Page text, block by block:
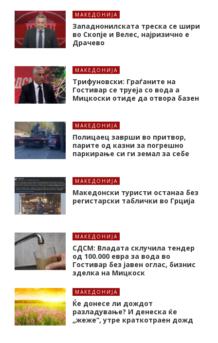
МАКЕДОНИЈА
Западнонилската треска се шири
во Скопје и Велес, најризично е
Драчево
МАКЕДОНИЈА
Трифуновски: Граѓаните на
Гостивар се труеја со вода а
Мицкоски отиде да отвора базен
МАКЕДОНИЈА
Полицаец заврши во притвор,
парите од казни за погрешно
паркирање си ги земал за себе
МАКЕДОНИЈА
Македонски туристи останаа без
регистарски таблички во Грција
МАКЕДОНИЈА
СДСМ: Владата склучила тендер
од 100.000 евра за вода во
Гостивар без јавен оглас, бизнис
зделка на Мицкоск
МАКЕДОНИЈА
Ќе донесе ли дождот
разладување? И денеска ќе
„жеже“, утре краткотраен дожд